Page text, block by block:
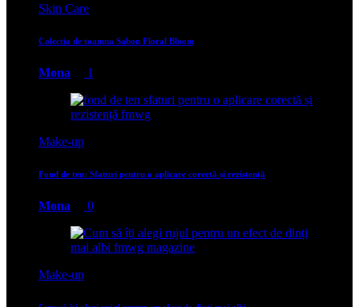
Skin Care
Colectia de toamna Sabon Floral Bloom
Mona 1
Make-up
Fond de ten: Sfaturi pentru o aplicare corectă și rezistență
Mona 0
Make-up